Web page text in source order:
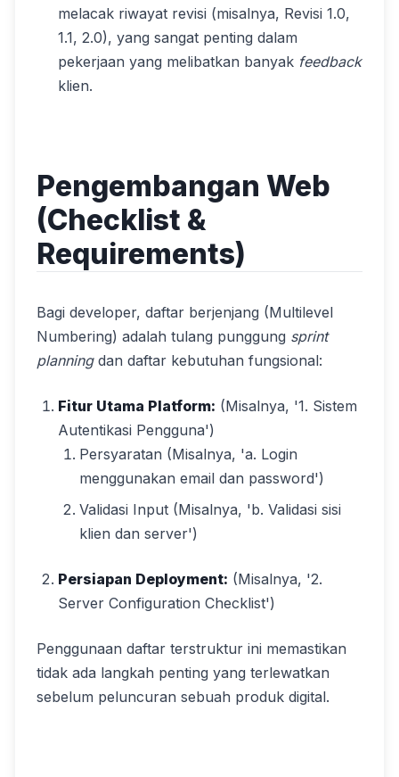
melacak riwayat revisi (misalnya, Revisi 1.0,
1.1, 2.0), yang sangat penting dalam
pekerjaan yang melibatkan banyak feedback
klien.
Pengembangan Web
(Checklist &
Requirements)
Bagi developer, daftar berjenjang (Multilevel
Numbering) adalah tulang punggung sprint
planningdan daftar kebutuhan fungsional:
Fitur Utama Platform: (Misalnya, '1. Sistem
Autentikasi Pengguna')
Persyaratan (Misalnya, 'a. Login
menggunakan email dan password')
Validasi Input (Misalnya, 'b. Validasi sisi
klien dan server')
Persiapan Deployment: (Misalnya, '2.
Server Configuration Checklist')
Penggunaan daftar terstruktur ini memastikan
tidak ada langkah penting yang terlewatkan
sebelum peluncuran sebuah produk digital.